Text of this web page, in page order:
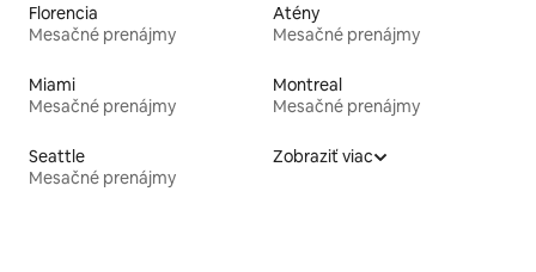
Florencia
Mesačné prenájmy
Atény
Mesačné prenájmy
Miami
Mesačné prenájmy
Montreal
Mesačné prenájmy
Seattle
Mesačné prenájmy
Zobraziť viac